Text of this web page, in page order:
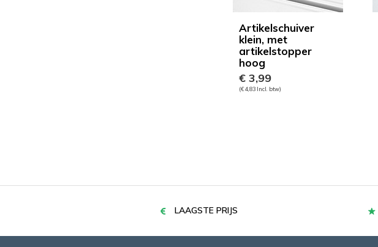
Artikelschuiver
klein, met
artikelstopper
hoog
€ 3,99
(€ 4,83 Incl. btw)
LAAGSTE PRIJS